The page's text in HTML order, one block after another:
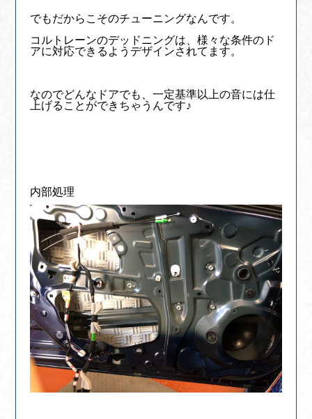
でもだからこそのチューニングなんです。
コルトレーンのデッドニングは、様々な条件のド
アに対応できるようデザインされてます。
なのでどんなドアでも、一定基準以上の音には仕
上げることができちゃうんです♪
内部処理